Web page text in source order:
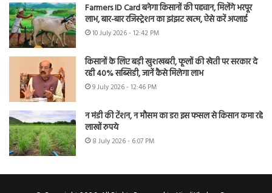
Farmers ID Card बनेगा किसानों की पहचान, मिलेंगे भरपूर
लाभ, बार-बार रजिस्ट्रेशन का झंझट खत्म, ऐसे करें अप्लाई
10 July 2026 - 12:42 PM
किसानों के लिए बड़ी खुशखबरी, फूलों की खेती पर सरकार दे
रही 40% सब्सिडी, जानें कैसे मिलेगा लाभ
9 July 2026 - 12:46 PM
न मंडी की टेंशन, न मौसम का डर! इस फसल से किसान कमा रहे
लाखों रुपये
8 July 2026 - 6:07 PM